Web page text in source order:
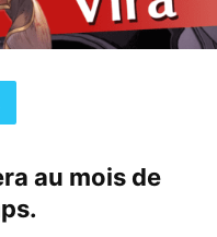
au mois de